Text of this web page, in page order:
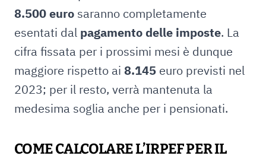
8.500 euro saranno completamente
esentati dal pagamento delle imposte. La
cifra fissata per i prossimi mesi è dunque
maggiore rispetto ai 8.145 euro previsti nel
2023; per il resto, verrà mantenuta la
medesima soglia anche per i pensionati.
COME CALCOLARE L’IRPEF PER IL